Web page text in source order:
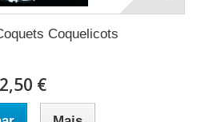
Coquelicots
€